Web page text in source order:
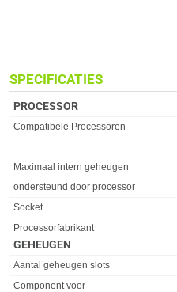
SPECIFICATIES
PROCESSOR
Eigenschap Waarde
Compatibele Processoren
Maximaal intern geheugen
ondersteund door processor
Socket
Processorfabrikant
GEHEUGEN
Eigenschap Waarde
Aantal geheugen slots
Component voor